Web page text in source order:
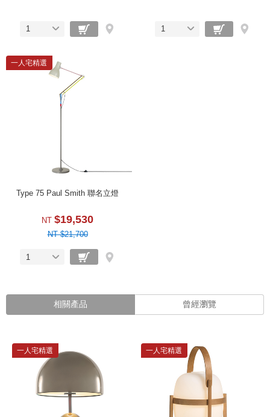
1 1
一人宅精選
Type 75 Paul Smith 聯名立燈
NT $19,530
NT $21,700
1
相關產品 曾經瀏覽
一人宅精選 一人宅精選